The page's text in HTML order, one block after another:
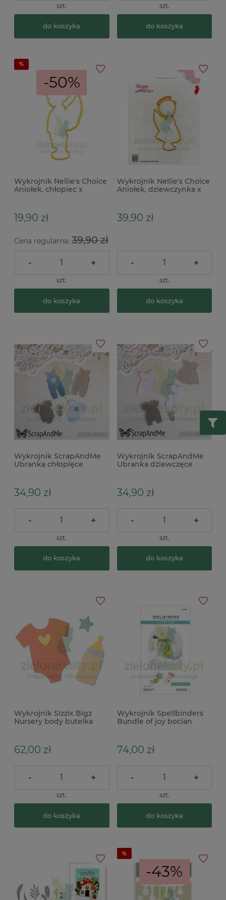
szt.
do koszyka
szt.
do koszyka
-50%
Wykrojnik Nellie's Choice
Aniołek, chłopiec x
19,90 zł
Cena regularna: 39,90 zł
- +
szt.
do koszyka
Wykrojnik Nellie's Choice
Aniołek, dziewczynka x
39,90 zł
- +
szt.
do koszyka
Wykrojnik ScrapAndMe
Ubranka chłopięce
34,90 zł
- +
szt.
do koszyka
Wykrojnik ScrapAndMe
Ubranka dziewczęce
34,90 zł
- +
szt.
do koszyka
Wykrojnik Sizzix Bigz
Nursery body butelka
62,00 zł
- +
szt.
do koszyka
Wykrojnik Spellbinders
Bundle of joy bocian
74,00 zł
- +
szt.
do koszyka
-43%